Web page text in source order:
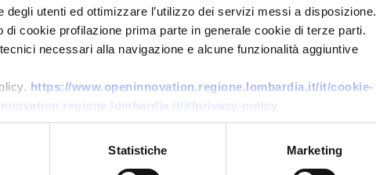
degli utenti ed ottimizzare l’utilizzo dei servizi messi a disposizione.
di cookie profilazione prima parte in generale cookie di terze parti.
necessari alla navigazione e alcune funzionalità aggiuntive
https://www.openinnovation.regione.lombardia.it/it/cookie-
it/privacy-policy
Statistiche Marketing